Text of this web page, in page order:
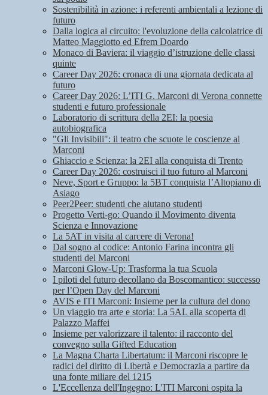
Sostenibilità in azione: i referenti ambientali a lezione di
futuro
Dalla logica al circuito: l'evoluzione della calcolatrice di
Matteo Maggiotto ed Efrem Doardo
Monaco di Baviera: il viaggio d’istruzione delle classi
quinte
Career Day 2026: cronaca di una giornata dedicata al
futuro
Career Day 2026: L’ITI G. Marconi di Verona connette
studenti e futuro professionale
Laboratorio di scrittura della 2EI: la poesia
autobiografica
"Gli Invisibili": il teatro che scuote le coscienze al
Marconi
Ghiaccio e Scienza: la 2EI alla conquista di Trento
Career Day 2026: costruisci il tuo futuro al Marconi
Neve, Sport e Gruppo: la 5BT conquista l’Altopiano di
Asiago
Peer2Peer: studenti che aiutano studenti
Progetto Verti-go: Quando il Movimento diventa
Scienza e Innovazione
La 5AT in visita al carcere di Verona!
Dal sogno al codice: Antonio Farina incontra gli
studenti del Marconi
Marconi Glow-Up: Trasforma la tua Scuola
I piloti del futuro decollano da Boscomantico: successo
per l’Open Day del Marconi
AVIS e ITI Marconi: Insieme per la cultura del dono
Un viaggio tra arte e storia: La 5AL alla scoperta di
Palazzo Maffei
Insieme per valorizzare il talento: il racconto del
convegno sulla Gifted Education
La Magna Charta Libertatum: il Marconi riscopre le
radici del diritto di Libertà e Democrazia a partire da
una fonte miliare del 1215
L'Eccellenza dell'Ingegno: L'ITI Marconi ospita la